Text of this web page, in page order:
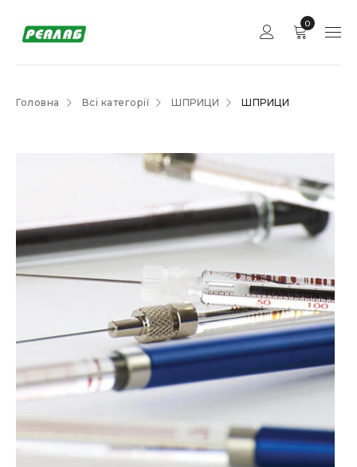
0
Головна Всі категорії ШПРИЦИ ШПРИЦИ